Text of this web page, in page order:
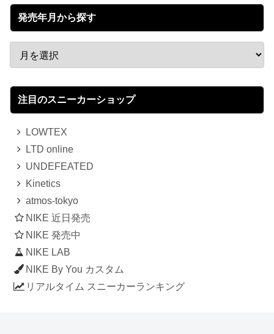
発売年月から探す
注目のスニーカーショップ
LOWTEX
LTD online
UNDEFEATED
Kinetics
atmos-tokyo
NIKE 近日発売
NIKE 発売中
NIKE LAB
NIKE By You カスタム
リアルタイム スニーカーランキング